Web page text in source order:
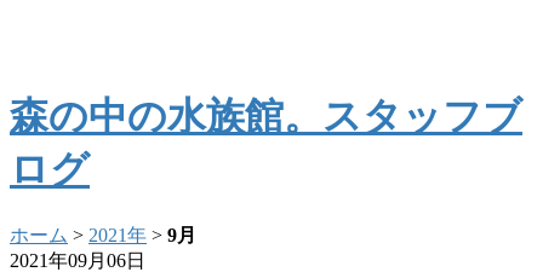
森の中の水族館。スタッフブ
ログ
ホーム > 2021年 > 9月
2021年09月06日